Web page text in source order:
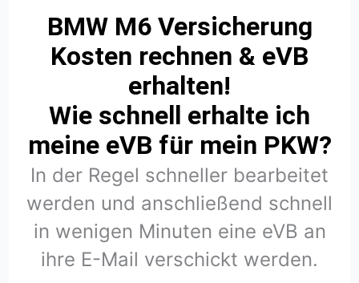
BMW M6 Versicherung
Kosten rechnen & eVB
erhalten!
Wie schnell erhalte ich
meine eVB für mein PKW?
In der Regel schneller bearbeitet
werden und anschließend schnell
in wenigen Minuten eine eVB an
ihre E-Mail verschickt werden.